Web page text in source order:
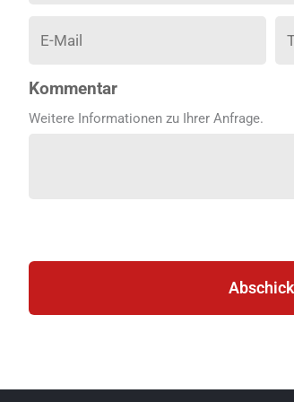
Kommentar
Weitere Informationen zu Ihrer Anfrage.